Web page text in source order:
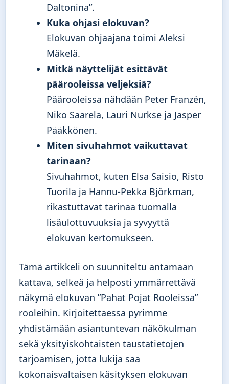
Daltonina”.
Kuka ohjasi elokuvan?
Elokuvan ohjaajana toimi Aleksi
Mäkelä.
Mitkä näyttelijät esittävät
päärooleissa veljeksiä?
Päärooleissa nähdään Peter Franzén,
Niko Saarela, Lauri Nurkse ja Jasper
Pääkkönen.
Miten sivuhahmot vaikuttavat
tarinaan?
Sivuhahmot, kuten Elsa Saisio, Risto
Tuorila ja Hannu-Pekka Björkman,
rikastuttavat tarinaa tuomalla
lisäulottuvuuksia ja syvyyttä
elokuvan kertomukseen.
Tämä artikkeli on suunniteltu antamaan
kattava, selkeä ja helposti ymmärrettävä
näkymä elokuvan ”Pahat Pojat Rooleissa”
rooleihin. Kirjoitettaessa pyrimme
yhdistämään asiantuntevan näkökulman
sekä yksityiskohtaisten taustatietojen
tarjoamisen, jotta lukija saa
kokonaisvaltaisen käsityksen elokuvan